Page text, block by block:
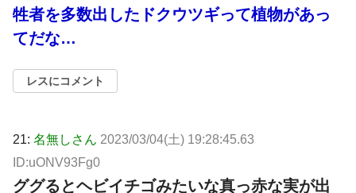
牲者を多数出したドクウツギって植物があっ
てだな…
レスにコメント
21: 名無しさん 2023/03/04(土) 19:28:45.63
ID:uONV93Fg0
ググるとヘビイチゴみたいな真っ赤な実が出